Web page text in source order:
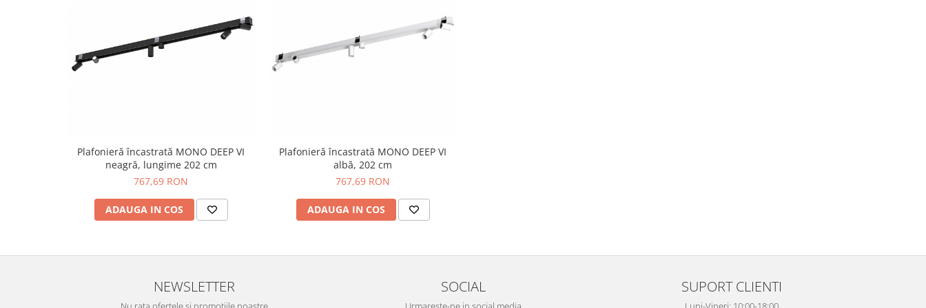
Plafonieră încastrată MONO DEEP VI
neagră, lungime 202 cm
767,69 RON
ADAUGA IN COS
Plafonieră încastrată MONO DEEP VI
albă, 202 cm
767,69 RON
ADAUGA IN COS
NEWSLETTER SOCIAL SUPORT CLIENTI